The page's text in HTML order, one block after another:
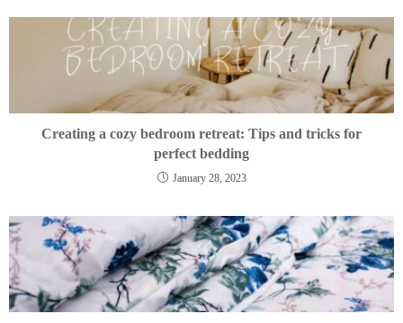
Creating a cozy bedroom retreat: Tips and tricks for
perfect bedding
January 28, 2023